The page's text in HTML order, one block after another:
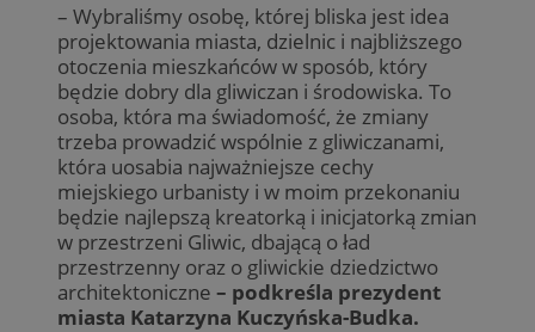
– Wybraliśmy osobę, której bliska jest idea
projektowania miasta, dzielnic i najbliższego
otoczenia mieszkańców w sposób, który
będzie dobry dla gliwiczan i środowiska. To
osoba, która ma świadomość, że zmiany
trzeba prowadzić wspólnie z gliwiczanami,
która uosabia najważniejsze cechy
miejskiego urbanisty i w moim przekonaniu
będzie najlepszą kreatorką i inicjatorką zmian
w przestrzeni Gliwic, dbającą o ład
przestrzenny oraz o gliwickie dziedzictwo
architektoniczne – podkreśla prezydent
miasta Katarzyna Kuczyńska-Budka.